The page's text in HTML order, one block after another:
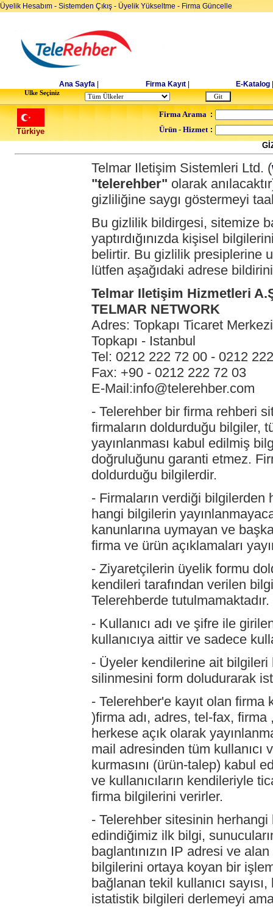
Üyelik Hesabım - Sistemden Çıkış - Üyelik Yükseltme - Firma Güncelle
Ana Sayfa Firma Kayıt E-Katalog
Ulke Seçiniz
Türkiye
Firma Arama :
Ürün - Hizmet :
Telmar Iletişim Sistemleri Ltd. (
"telerehber" olarak
gizliliğine saygı göstermeyi
Bu gizlilik bildirgesi, sitemize
yaptırdığınızda kişisel
belirtir. Bu gizlilik presiplerine
lütfen aşağıdaki adrese
Telmar Iletişim Hizmetleri
TELMAR NETWORK
Adres: Topkapı Ticaret
Topkapı - Istanbul
Tel: 0212 222 72 00 - 0212
Fax: +90 - 0212 222 72 03
E-Mail:info@telerehber.com
- Telerehber bir firma rehberi
firmaların doldurduğu bilgiler,
yayınlanması kabul edilmiş
doğruluğunu garanti etmez.
doldurduğu bilgilerdir.
- Firmaların verdiği bilgilerden
hangi bilgilerin
kanunlarına uymayan ve
firma ve ürün açıklamaları
- Ziyaretçilerin üyelik formu
kendileri tarafından verilen
Telerehberde tutulmamaktadır.
- Kullanıcı adı ve şifre ile
kullanıcıya aittir ve sadece
- Üyeler kendilerine ait
silinmesini form doludurarak
- Telerehber'e kayıt olan
)firma adı, adres, tel-fax,
herkese açık olarak
mail adresinden tüm kullanıcı
kurmasını (ürün-talep) kabul
ve kullanıcıların kendileriyle
firma bilgilerini verirler.
- Telerehber sitesinin herhangi
edindiğimiz ilk bilgi,
baglantınızın IP adresi ve
bilgilerini ortaya koyan bir
bağlanan tekil kullanıcı
istatistik bilgileri derlemeyi